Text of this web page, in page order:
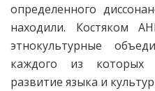
определенного
находили. Костяком
этнокультурные
каждого из которых
развитие языка и